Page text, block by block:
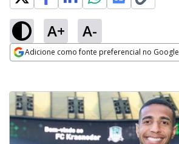
A+ A-
Adicione como fonte preferencial no Google